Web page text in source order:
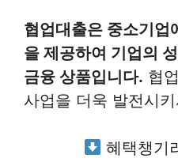
협업대출은 중소기업
을 제공하여 기업의
금융 상품입니다. 협
사업을 더욱 발전시
혜택챙기